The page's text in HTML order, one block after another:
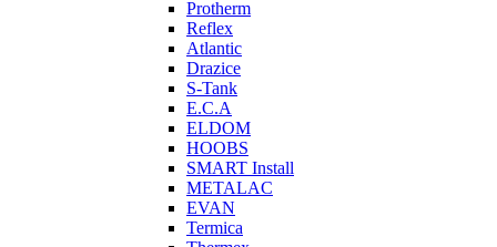
Protherm
Reflex
Atlantic
Drazice
S-Tank
E.C.A
ELDOM
HOOBS
SMART Install
METALAC
EVAN
Termica